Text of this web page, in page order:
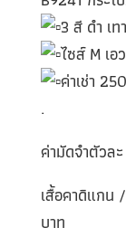
3 สี ดำ เท
ไซส์ M เ
ค่าเช่า
.
ค่ามัดจำตัวล
เสื้อคาดิแกน
บาท